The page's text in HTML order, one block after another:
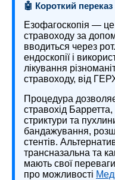
🤖 Короткий переказ
Езофагоскопія — це
стравоходу за
вводиться через
ендоскопії і
лікування
стравоходу, від
Процедура
стравохід
стриктури та
бандажування,
стентів.
трансназальна та
мають свої
про можливості